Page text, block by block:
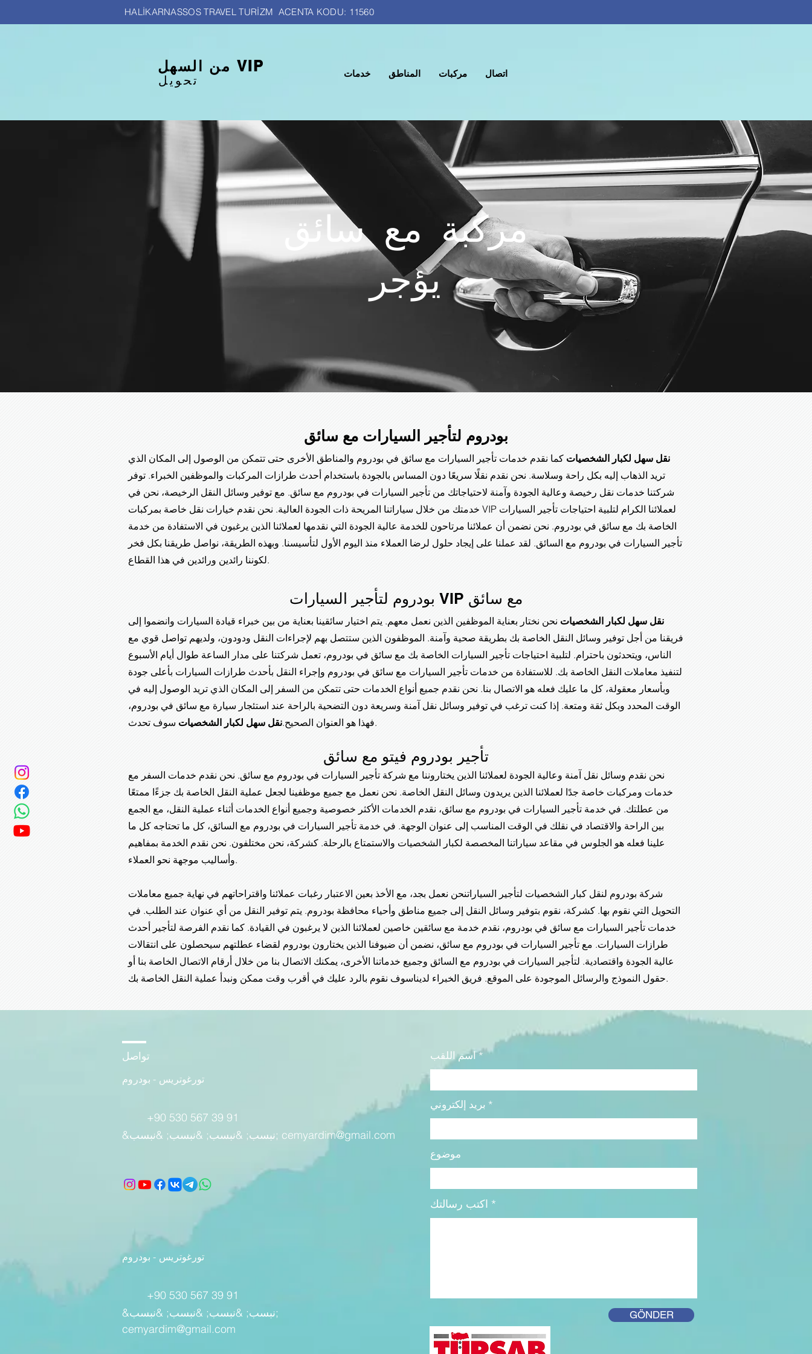
HALİKARNASSOS TRAVEL TURİZM ACENTA KODU: 11560
من السهل VIP
تحويل خدمات المناطق مركبات اتصال
مركبة مع سائق
يؤجر
بودروم لتأجير السيارات مع سائق
نقل سهل لكبار الشخصيات كما نقدم خدمات تأجير السيارات مع سائق في بودروم والمناطق الأخرى حتى تتمكن من الوصول إلى المكان الذي
تريد الذهاب إليه بكل راحة وسلاسة. نحن نقدم نقلًا سريعًا دون المساس بالجودة باستخدام أحدث طرازات المركبات والموظفين الخبراء. توفر
شركتنا خدمات نقل رخيصة وعالية الجودة وآمنة لاحتياجاتك من تأجير السيارات في بودروم مع سائق. مع توفير وسائل النقل الرخيصة، نحن في
خدمتك من خلال سياراتنا المريحة ذات الجودة العالية. نحن نقدم خيارات نقل خاصة بمركبات VIP لعملائنا الكرام لتلبية احتياجات تأجير السيارات
الخاصة بك مع سائق في بودروم. نحن نضمن أن عملائنا مرتاحون للخدمة عالية الجودة التي نقدمها لعملائنا الذين يرغبون في الاستفادة من خدمة
تأجير السيارات في بودروم مع السائق. لقد عملنا على إيجاد حلول لرضا العملاء منذ اليوم الأول لتأسيسنا. وبهذه الطريقة، نواصل طريقنا بكل فخر
لكوننا رائدين ورائدين في هذا القطاع.
بودروم لتأجير السيارات VIP مع سائق
نقل سهل لكبار الشخصيات نحن نختار بعناية الموظفين الذين نعمل معهم. يتم اختيار سائقينا بعناية من بين خبراء قيادة السيارات وانضموا إلى
فريقنا من أجل توفير وسائل النقل الخاصة بك بطريقة صحية وآمنة. الموظفون الذين ستتصل بهم لإجراءات النقل ودودون، ولديهم تواصل قوي مع
الناس، ويتحدثون باحترام. لتلبية احتياجات تأجير السيارات الخاصة بك مع سائق في بودروم، تعمل شركتنا على مدار الساعة طوال أيام الأسبوع
لتنفيذ معاملات النقل الخاصة بك. للاستفادة من خدمات تأجير السيارات مع سائق في بودروم وإجراء النقل بأحدث طرازات السيارات بأعلى جودة
وبأسعار معقولة، كل ما عليك فعله هو الاتصال بنا. نحن نقدم جميع أنواع الخدمات حتى تتمكن من السفر إلى المكان الذي تريد الوصول إليه في
الوقت المحدد وبكل ثقة ومتعة. إذا كنت ترغب في توفير وسائل نقل آمنة وسريعة دون التضحية بالراحة عند استئجار سيارة مع سائق في بودروم،
فهذا هو العنوان الصحيح.نقل سهل لكبار الشخصيات سوف تحدث.
تأجير بودروم فيتو مع سائق
نحن نقدم وسائل نقل آمنة وعالية الجودة لعملائنا الذين يختاروننا مع شركة تأجير السيارات في بودروم مع سائق. نحن نقدم خدمات السفر مع
خدمات ومركبات خاصة جدًا لعملائنا الذين يريدون وسائل النقل الخاصة. نحن نعمل مع جميع موظفينا لجعل عملية النقل الخاصة بك جزءًا ممتعًا
من عطلتك. في خدمة تأجير السيارات في بودروم مع سائق، نقدم الخدمات الأكثر خصوصية وجميع أنواع الخدمات أثناء عملية النقل، مع الجمع
بين الراحة والاقتصاد في نقلك في الوقت المناسب إلى عنوان الوجهة. في خدمة تأجير السيارات في بودروم مع السائق، كل ما تحتاجه كل ما
علينا فعله هو الجلوس في مقاعد سياراتنا المخصصة لكبار الشخصيات والاستمتاع بالرحلة. كشركة، نحن مختلفون. نحن نقدم الخدمة بمفاهيم
وأساليب موجهة نحو العملاء.
شركة بودروم لنقل كبار الشخصيات لتأجير السياراتنحن نعمل بجد، مع الأخذ بعين الاعتبار رغبات عملائنا واقتراحاتهم في نهاية جميع معاملات
التحويل التي نقوم بها. كشركة، نقوم بتوفير وسائل النقل إلى جميع مناطق وأحياء محافظة بودروم. يتم توفير النقل من أي عنوان عند الطلب. في
خدمات تأجير السيارات مع سائق في بودروم، نقدم خدمة مع سائقين خاصين لعملائنا الذين لا يرغبون في القيادة. كما نقدم الفرصة لتأجير أحدث
طرازات السيارات. مع تأجير السيارات في بودروم مع سائق، نضمن أن ضيوفنا الذين يختارون بودروم لقضاء عطلتهم سيحصلون على انتقالات
عالية الجودة واقتصادية. لتأجير السيارات في بودروم مع السائق وجميع خدماتنا الأخرى، يمكنك الاتصال بنا من خلال أرقام الاتصال الخاصة بنا أو
حقول النموذج والرسائل الموجودة على الموقع. فريق الخبراء لديناسوف نقوم بالرد عليك في أقرب وقت ممكن ونبدأ عملية النقل الخاصة بك.
تواصل
تورغوتريس - بودروم
+90 530 567 39 91
&نبسب; &نبسب; &نبسب; &نبسب; cemyardim@gmail.com
تورغوتريس - بودروم
+90 530 567 39 91
&نبسب; &نبسب; &نبسب; &نبسب;
cemyardim@gmail.com
اسم اللقب
بريد إلكتروني
موضوع
اكتب رسالتك
GÖNDER